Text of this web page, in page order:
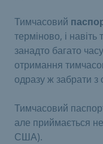
Тимчасовий
терміново, і
занадто багато
отримання
одразу ж забрати з
Тимчасовий
але приймається
США).